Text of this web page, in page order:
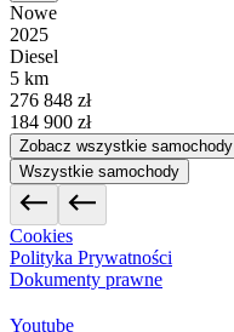
Nowe
2025
Diesel
5 km
276 848 zł
184 900 zł
Zobacz wszystkie samochody
Wszystkie samochody
Cookies
Polityka Prywatności
Dokumenty prawne
Youtube